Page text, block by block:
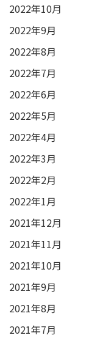
2022年10月
2022年9月
2022年8月
2022年7月
2022年6月
2022年5月
2022年4月
2022年3月
2022年2月
2022年1月
2021年12月
2021年11月
2021年10月
2021年9月
2021年8月
2021年7月